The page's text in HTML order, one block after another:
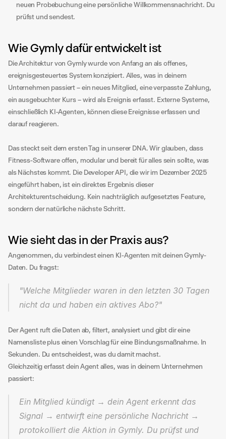
neuen Probebuchung eine persönliche Willkommensnachricht. Du
prüfst und sendest.
Wie Gymly dafür entwickelt ist
Die Architektur von Gymly wurde von Anfang an als offenes,
ereignisgesteuertes System konzipiert. Alles, was in deinem
Unternehmen passiert – ein neues Mitglied, eine verpasste Zahlung,
ein ausgebuchter Kurs – wird als Ereignis erfasst. Externe Systeme,
einschließlich KI-Agenten, können diese Ereignisse erfassen und
darauf reagieren.
Das steckt seit dem ersten Tag in unserer DNA. Wir glauben, dass
Fitness-Software offen, modular und bereit für alles sein sollte, was
als Nächstes kommt. Die Developer API, die wir im Dezember 2025
eingeführt haben, ist ein direktes Ergebnis dieser
Architekturentscheidung. Kein nachträglich aufgesetztes Feature,
sondern der natürliche nächste Schritt.
Wie sieht das in der Praxis aus?
Angenommen, du verbindest einen KI-Agenten mit deinen Gymly-
Daten. Du fragst:
"Welche Mitglieder waren in den letzten 30 Tagen
nicht da und haben ein aktives Abo?"
Der Agent ruft die Daten ab, filtert, analysiert und gibt dir eine
Namensliste plus einen Vorschlag für eine Bindungsmaßnahme. In
Sekunden. Du entscheidest, was du damit machst.
Gleichzeitig erfasst dein Agent alles, was in deinem Unternehmen
passiert:
Ein Mitglied kündigt → dein Agent erkennt das
Signal → entwirft eine persönliche Nachricht →
protokolliert die Aktion in Gymly. Du prüfst und